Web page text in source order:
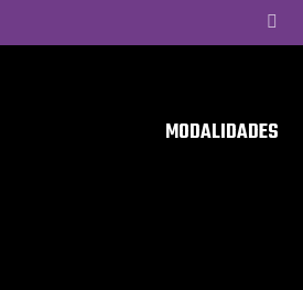
MODALIDADES